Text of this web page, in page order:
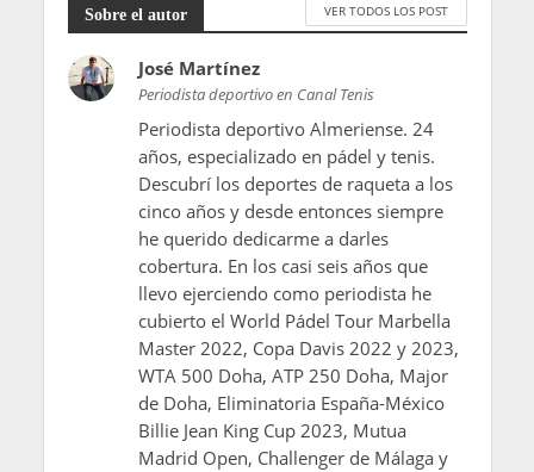
Sobre el autor VER TODOS LOS POST
José Martínez
Periodista deportivo en Canal Tenis
Periodista deportivo Almeriense. 24
años, especializado en pádel y tenis.
Descubrí los deportes de raqueta a los
cinco años y desde entonces siempre
he querido dedicarme a darles
cobertura. En los casi seis años que
llevo ejerciendo como periodista he
cubierto el World Pádel Tour Marbella
Master 2022, Copa Davis 2022 y 2023,
WTA 500 Doha, ATP 250 Doha, Major
de Doha, Eliminatoria España-México
Billie Jean King Cup 2023, Mutua
Madrid Open, Challenger de Málaga y